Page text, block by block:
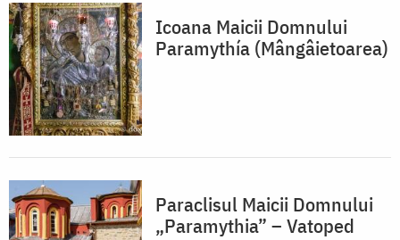
Icoana Maicii Domnului
Paramythía (Mângâietoarea)
Paraclisul Maicii Domnului
„Paramythia” – Vatoped